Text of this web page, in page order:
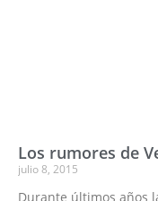
Los rumores de
julio 8, 2015
Durante últimos años